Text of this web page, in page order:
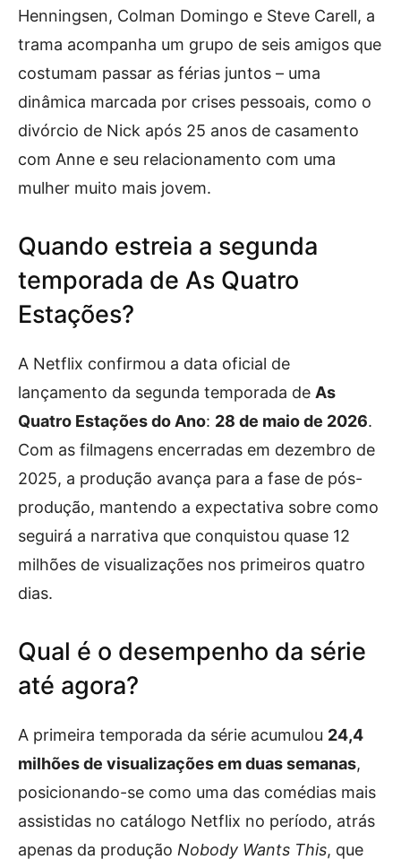
Henningsen, Colman Domingo e Steve Carell, a
trama acompanha um grupo de seis amigos que
costumam passar as férias juntos – uma
dinâmica marcada por crises pessoais, como o
divórcio de Nick após 25 anos de casamento
com Anne e seu relacionamento com uma
mulher muito mais jovem.
Quando estreia a segunda
temporada de As Quatro
Estações?
A Netflix confirmou a data oficial de
lançamento da segunda temporada de As
Quatro Estações do Ano: 28 de maio de 2026.
Com as filmagens encerradas em dezembro de
2025, a produção avança para a fase de pós-
produção, mantendo a expectativa sobre como
seguirá a narrativa que conquistou quase 12
milhões de visualizações nos primeiros quatro
dias.
Qual é o desempenho da série
até agora?
A primeira temporada da série acumulou 24,4
milhões de visualizações em duas semanas,
posicionando-se como uma das comédias mais
assistidas no catálogo Netflix no período, atrás
apenas da produção Nobody Wants This, que